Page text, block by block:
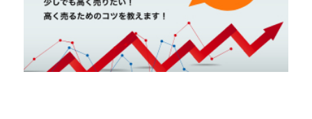
ンペラドールを発表する。その後も当時のギネス
認定となる世界最薄２．３ｍｍの自動巻きムーブ
メント「キャリバー１２Ｐ」や、小型クォーツム
ーヴメント「キャリバー７Ｐ」などを次々と発表